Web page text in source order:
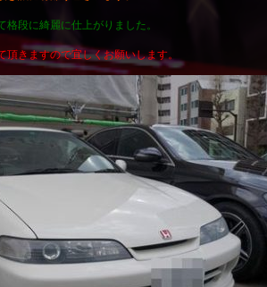
段に綺麗に仕上がりました。
きますので宜しくお願いします。